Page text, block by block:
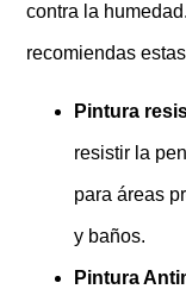
contra la
recomiendas
Pintura
resistir la
para áreas
y baños.
Pintura